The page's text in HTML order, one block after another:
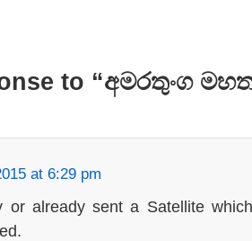
to “අමරතුංග
at 6:29 pm
or already sent a Satellite